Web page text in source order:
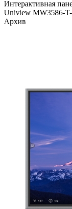
Интерактивная
Uniview MW3586-
Архив